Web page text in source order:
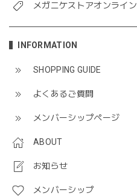
メガニケストアオンライン
INFORMATION
SHOPPING GUIDE
よくあるご質問
メンバーシップページ
ABOUT
お知らせ
メンバーシップ